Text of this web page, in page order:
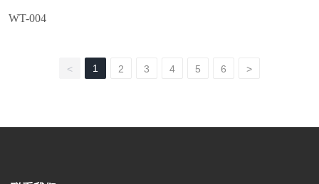
WT-004
< 1 2 3 4 5 6 >